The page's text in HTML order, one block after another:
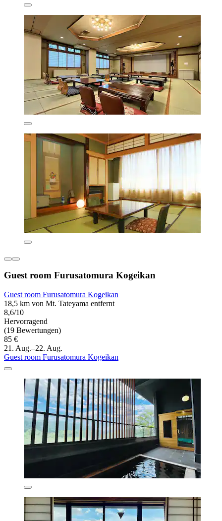
Guest room Furusatomura Kogeikan
Guest room Furusatomura Kogeikan
18,5 km von Mt. Tateyama entfernt
8,6/10
Hervorragend
(19 Bewertungen)
85 €
21. Aug.–22. Aug.
Guest room Furusatomura Kogeikan